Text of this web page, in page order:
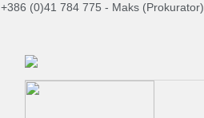
+386 (0)41 784 775 - Maks (Prokurator)